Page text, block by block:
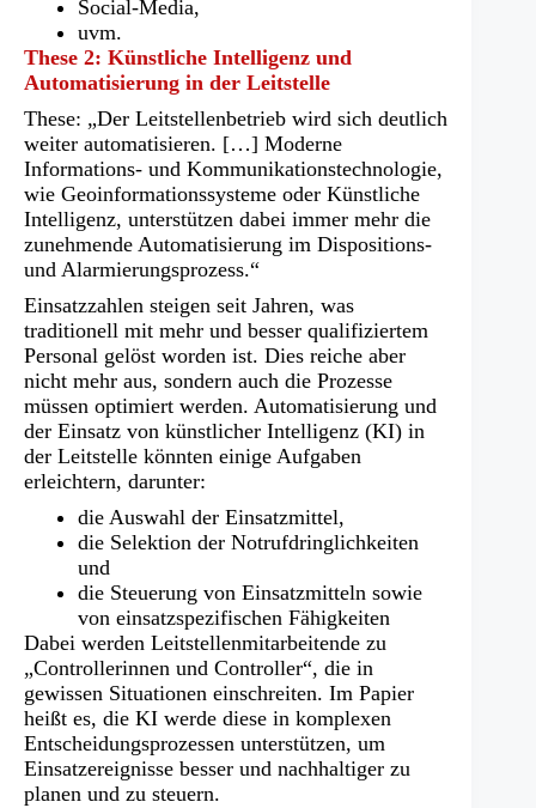
Social-Media,
uvm.
These 2: Künstliche Intelligenz und
Automatisierung in der Leitstelle
These: „Der Leitstellenbetrieb wird sich deutlich
weiter automatisieren. […] Moderne
Informations- und Kommunikationstechnologie,
wie Geoinformationssysteme oder Künstliche
Intelligenz, unterstützen dabei immer mehr die
zunehmende Automatisierung im Dispositions-
und Alarmierungsprozess.“
Einsatzzahlen steigen seit Jahren, was
traditionell mit mehr und besser qualifiziertem
Personal gelöst worden ist. Dies reiche aber
nicht mehr aus, sondern auch die Prozesse
müssen optimiert werden. Automatisierung und
der Einsatz von künstlicher Intelligenz (KI) in
der Leitstelle könnten einige Aufgaben
erleichtern, darunter:
die Auswahl der Einsatzmittel,
die Selektion der Notrufdringlichkeiten
und
die Steuerung von Einsatzmitteln sowie
von einsatzspezifischen Fähigkeiten
Dabei werden Leitstellenmitarbeitende zu
„Controllerinnen und Controller“, die in
gewissen Situationen einschreiten. Im Papier
heißt es, die KI werde diese in komplexen
Entscheidungsprozessen unterstützen, um
Einsatzereignisse besser und nachhaltiger zu
planen und zu steuern.